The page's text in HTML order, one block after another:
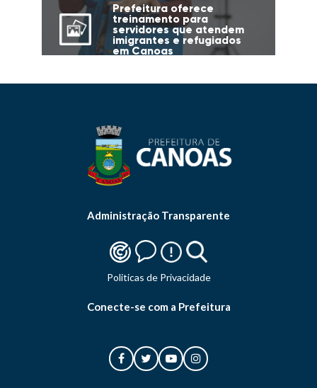
Prefeitura oferece
treinamento para
servidores que atendem
imigrantes e refugiados
em Canoas
Administração Transparente
Politicas de Privacidade
Conecte-se com a Prefeitura